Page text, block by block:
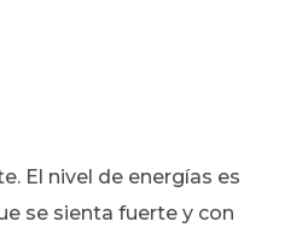
El nivel de energías es
se sienta fuerte y con